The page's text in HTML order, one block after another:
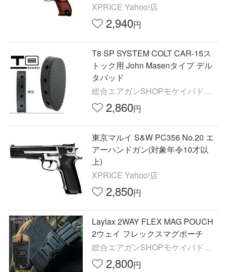
XPRICE Yahoo!店
2,940円
T8 SP SYSTEM COLT CAR-15ス
トック用 John Masenタイプ デル
タパッド
総合エアガンSHOPモケイパドッ
ク 2,860円
東京マルイ S&W PC356 No.20 エ
アーハンドガン(対象年令10才以
上)
XPRICE Yahoo!店
2,850円
Laylax 2WAY FLEX MAG POUCH
2ウェイ フレックスマグポーチ
総合エアガンSHOPモケイパドッ
ク 2,800円